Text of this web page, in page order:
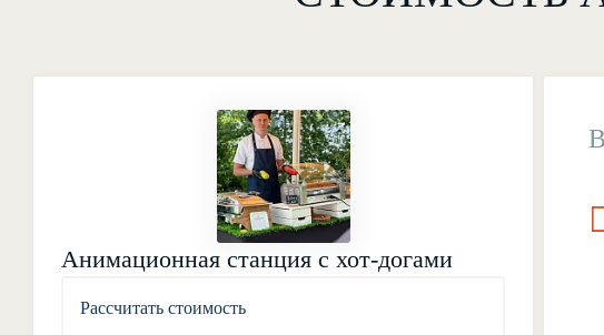
Анимационная станция с хот-догами
Рассчитать стоимость